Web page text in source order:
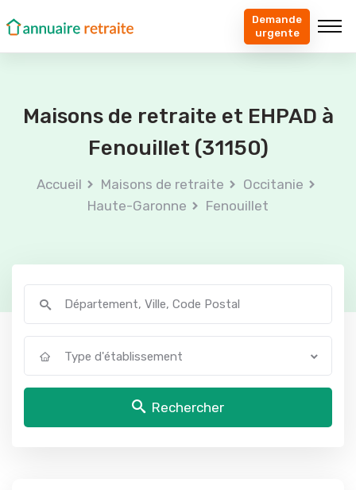
Demande
urgente
Maisons de retraite et EHPAD à
Fenouillet (31150)
Accueil Maisons de retraite
Occitanie
Haute-Garonne
Fenouillet
Type d'établissement
Rechercher